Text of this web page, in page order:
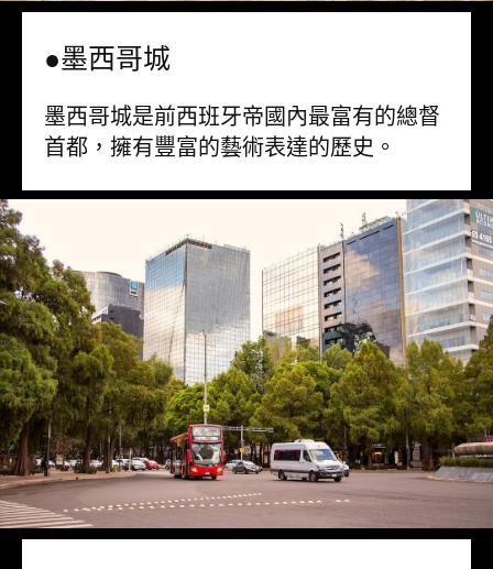
●墨西哥城
墨西哥城是前西班牙帝國內最富有的總督
首都，擁有豐富的藝術表達的歷史。